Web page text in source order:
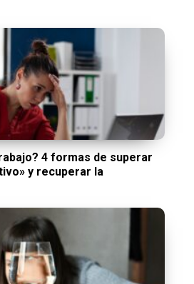
4 formas de superar
y recuperar la